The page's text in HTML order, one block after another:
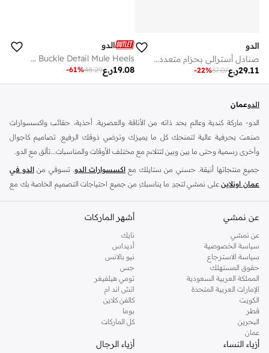
الدو
صنادل أسترالي بحزام متعدد وكعب متوسط
ر.ع29.11
37.07
-22%
الدو
CINCINNATI Buckle Detail Mule Heels
ر.ع19.08
48.29
-61%
الدوعمان
الدو- ماركة كندية وعالم بحد ذاته من الأناقة والعصرية. أحذية، حقائب واكسسوارات
صنعت بحرفية عالية لتمنحك كل ما يميزك وترضي ذوقك الرفيع. تصاميم كاجوال
وأخرى رسمية وحتى ما بين وبين لتتلاءم مع مختلف الأوقات والمناسبات...تألق مع الدو.
جميع منتجاتها أنيقة. حسني من ستايلك مع اكسسوارات الدو. تسوقي من الدو في
عمان اونلاين على نمشي لتجدِ ما يناسبكِ من جميع احتياجات التصميم الخاصة بك مع
شنط الدو
-
تعد متاجر الدو الكندية للتجزئة الوجهة العالمية للأحذية والإكسسوارات العصرية ،تشتهر
بنهجها في التفكير المستقبلي للصنادل العادية ، والكعب العالي الرسمي وشكلها مع
المجوهرات
. سواء كنت تبحث عن تحديث خزانة ملابسك ، ابحث عن الأحذية العادية
المثالية لاناقة عطلة نهاية الأسبوع أو فترة ما بعد الدوام و ارتدي زوج من الكعوب الأنيقة
التي تتطابق مع مناسبة مسائية ، نقدم لك ما تحتاجه .
ان تشكيلة الأحذية النسائية من هذه العلامة التجارية الشهيرة تشمل مجموعة مختارة من
الأحذية لكل موضة اما خلال النهار ، يمكنك ارتداءا شيء مريح ، مثل زوج من
الانيقة أو أحذية الكعب التي تتماشي تماما مع حقائب اليد
عن نمشي
عن نمشي
سياسة الخصوصية
سياسة الاسترجاع
حقوق المستهلك
المملكة العربية السعودية
الإمارات العربية المتحدة
الكويت
قطر
البحرين
عمان
أشهر الماركات
نايك
أديداس
نيو بالانس
جس
تومي هيلفيغر
اتش اند ام
كالفن كلاين
بوما
كل الماركات
أزياء النساء أزياء الرجال